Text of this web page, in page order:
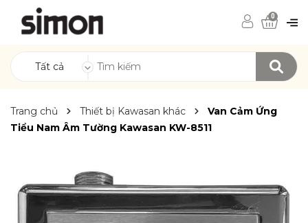
Tất cả
0
Trang chủ Thiết bị Kawasan khác
Van Cảm Ứng
Tiểu Nam Âm Tường Kawasan KW-8511